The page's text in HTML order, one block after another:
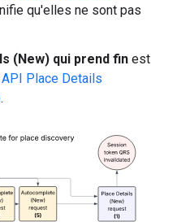
qu'elles ne sont pas
(New) qui prend fin est
Place Details
.